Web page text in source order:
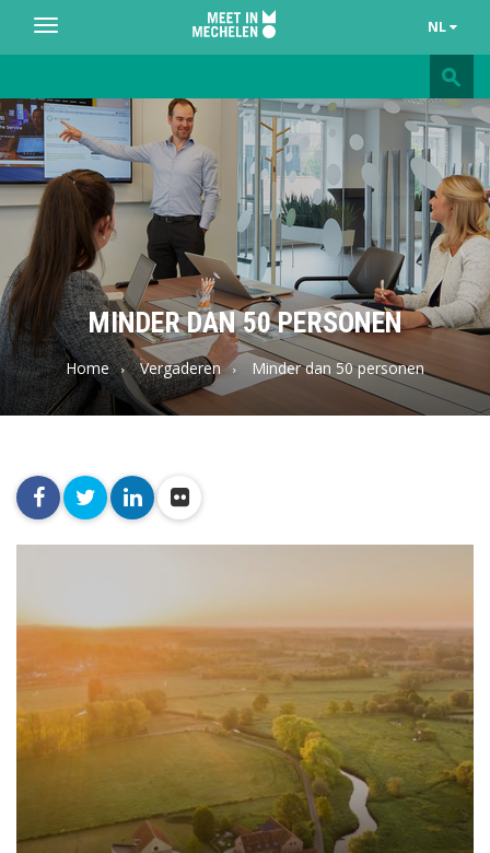
NL
Toggle
navigation
Meet
in
Mechelen
MINDER DAN 50 PERSONEN
Home Vergaderen Minder dan 50 personen